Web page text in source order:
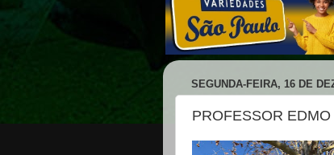
SEGUNDA-FEIRA, 16 DE
PROFESSOR